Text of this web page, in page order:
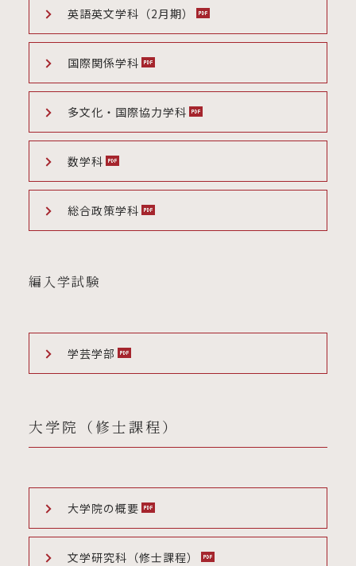
英語英文学科（2月期）
国際関係学科
多文化・国際協力学科
数学科
総合政策学科
編入学試験
学芸学部
大学院（修士課程）
大学院の概要
文学研究科（修士課程）